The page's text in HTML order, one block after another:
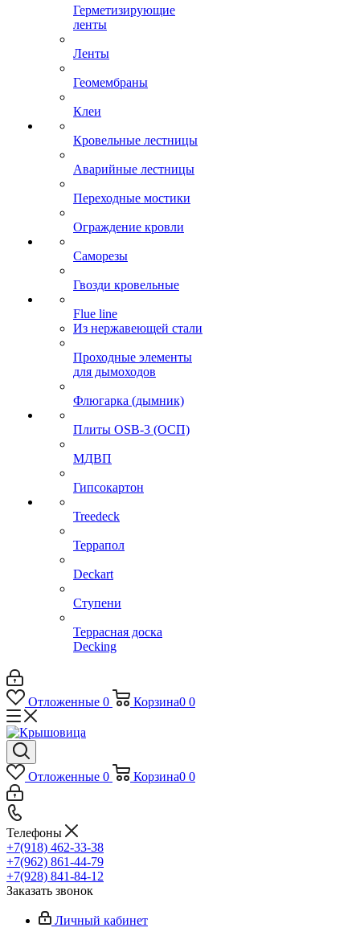
Герметизирующие
ленты
Ленты
Геомембраны
Клеи
Кровельные лестницы
Аварийные лестницы
Переходные мостики
Ограждение кровли
Саморезы
Гвозди кровельные
Flue line
Из нержавеющей стали
Проходные элементы
для дымоходов
Флюгарка (дымник)
Плиты OSB-3 (ОСП)
МДВП
Гипсокартон
Treedeck
Террапол
Deckart
Ступени
Террасная доска
Decking
Отложенные 0 Корзина0 0
Отложенные 0 Корзина0 0
Телефоны
+7(918) 462-33-38
+7(962) 861-44-79
+7(928) 841-84-12
Заказать звонок
Личный кабинет